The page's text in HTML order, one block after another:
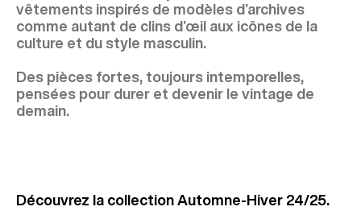
vêtements inspirés de modèles d’archives
comme autant de clins d’œil aux icônes de la
culture et du style masculin.
Des pièces fortes, toujours intemporelles,
pensées pour durer et devenir le vintage de
demain.
Découvrez la collection Automne-Hiver 24/25.